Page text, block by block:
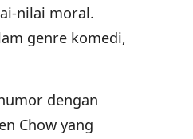
nilai moral.
genre komedi,
dengan
Chow yang